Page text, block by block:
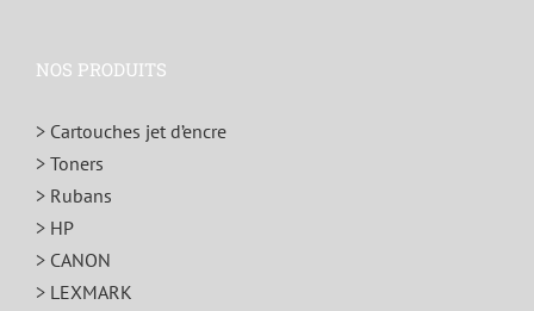
NOS PRODUITS
> Cartouches jet d’encre
> Toners
> Rubans
> HP
> CANON
> LEXMARK